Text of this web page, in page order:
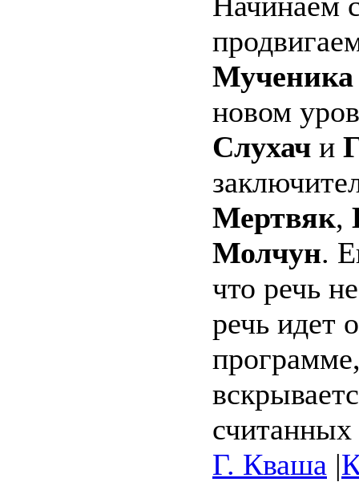
Мученика
новом
Слухач и
Мертвяк,
Молчун.
что речь
речь идет
Г. Кваша |